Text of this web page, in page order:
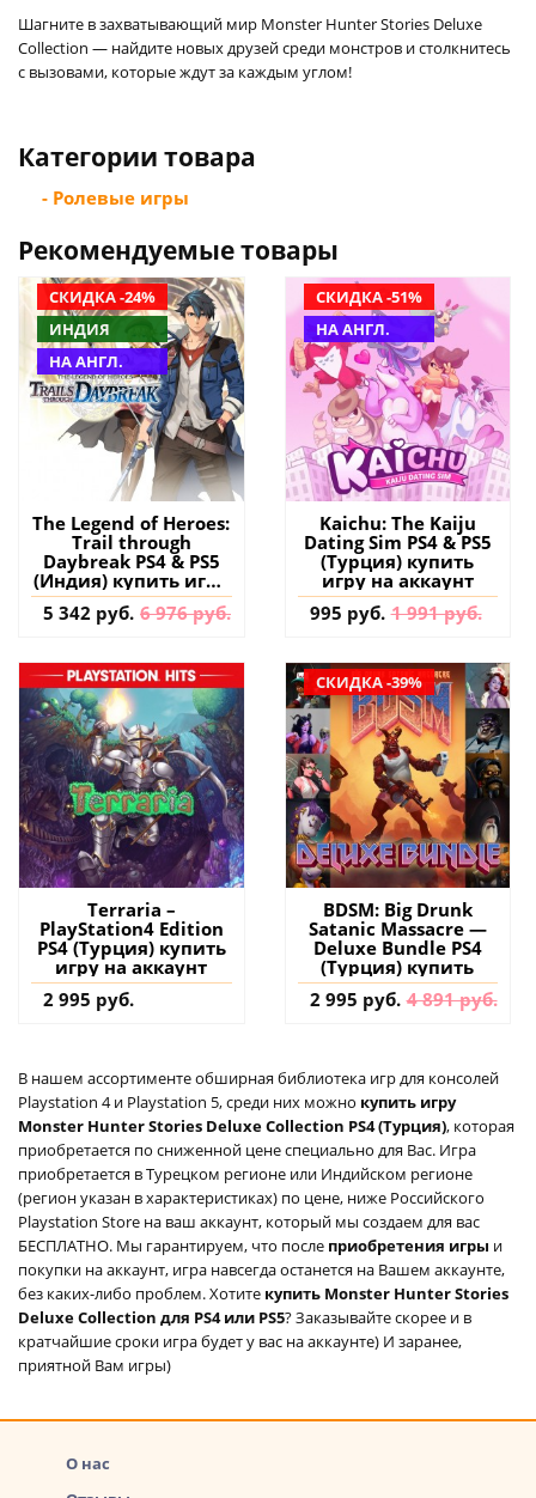
Шагните в захватывающий мир Monster Hunter Stories Deluxe
Collection — найдите новых друзей среди монстров и столкнитесь
с вызовами, которые ждут за каждым углом!
Категории товара
- Ролевые игры
Рекомендуемые товары
СКИДКА -24%
ИНДИЯ
НА АНГЛ.
The Legend of Heroes:
Trail through
Daybreak PS4 & PS5
(Индия) купить игру
на аккаунт
5 342 руб. 6 976 руб.
СКИДКА -51%
НА АНГЛ.
Kaichu: The Kaiju
Dating Sim PS4 & PS5
(Турция) купить
игру на аккаунт
995 руб. 1 991 руб.
Terraria –
PlayStation4 Edition
PS4 (Турция) купить
игру на аккаунт
2 995 руб.
СКИДКА -39%
BDSM: Big Drunk
Satanic Massacre —
Deluxe Bundle PS4
(Турция) купить
2 995 руб. 4 891 руб.
В нашем ассортименте обширная библиотека игр для консолей
Playstation 4 и Playstation 5, среди них можно купить игру
Monster Hunter Stories Deluxe Collection PS4 (Турция), которая
приобретается по сниженной цене специально для Вас. Игра
приобретается в Турецком регионе или Индийском регионе
(регион указан в характеристиках) по цене, ниже Российского
Playstation Store на ваш аккаунт, который мы создаем для вас
БЕСПЛАТНО. Мы гарантируем, что после приобретения игры и
покупки на аккаунт, игра навсегда останется на Вашем аккаунте,
без каких-либо проблем. Хотите купить Monster Hunter Stories
Deluxe Collection для PS4 или PS5? Заказывайте скорее и в
кратчайшие сроки игра будет у вас на аккаунте) И заранее,
приятной Вам игры)
О нас